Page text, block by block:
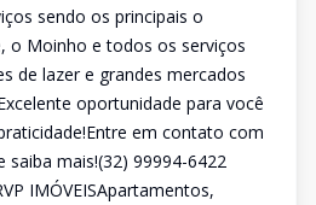
sendo os principais o
o Moinho e todos os serviços
de lazer e grandes mercados
oportunidade para você
em contato com
mais!(32) 99994-6422
IMÓVEISApartamentos,